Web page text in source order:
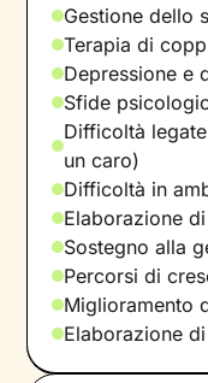
Gestione dello
Terapia di
Depressione e
Sfide
Difficoltà
un caro)
Difficoltà in
Elaborazione
Sostegno alla
Percorsi di
Miglioramento
Elaborazione